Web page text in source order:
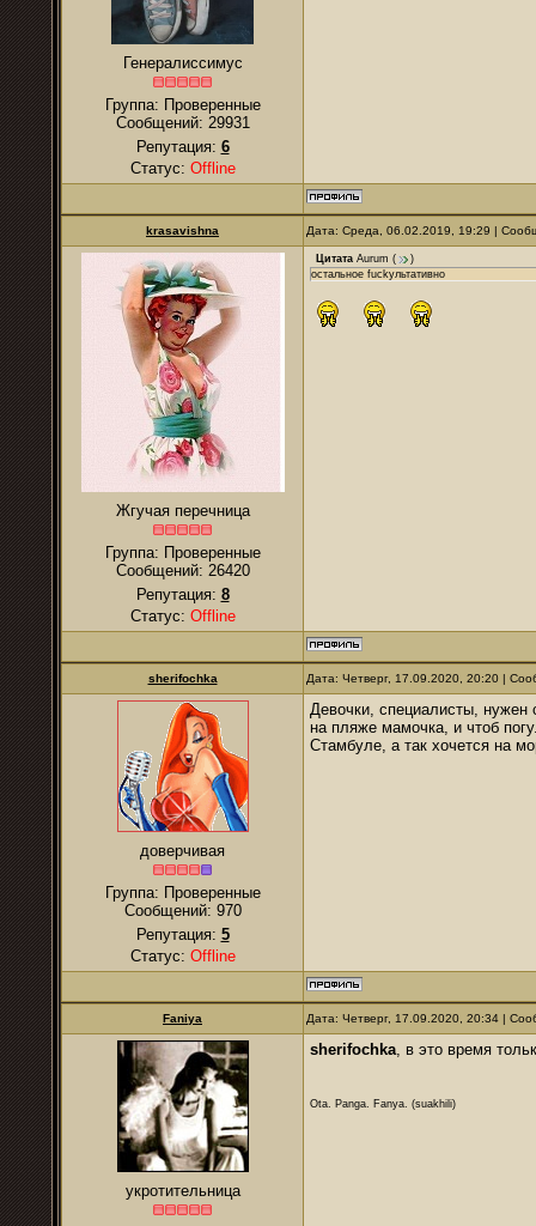
Генералиссимус
Группа: Проверенные
Сообщений: 29931
Репутация: 6
Статус: Offline
krasavishna Дата: Среда, 06.02.2019, 19:29 |
Жгучая перечница
Группа: Проверенные
Сообщений: 26420
Репутация: 8
Статус: Offline
Цитата Aurum (
)
остальное fuckультативно
sherifochka Дата: Четверг, 17.09.2020, 20:20 |
доверчивая
Группа: Проверенные
Сообщений: 970
Репутация: 5
Статус: Offline
Девочки, специалисты, нужен
на пляже мамочка, и чтоб
Стамбуле, а так хочется на
Faniya Дата: Четверг, 17.09.2020, 20:34 |
укротительница
sherifochka, в это время
Ota. Panga. Fanya. (suakhili)